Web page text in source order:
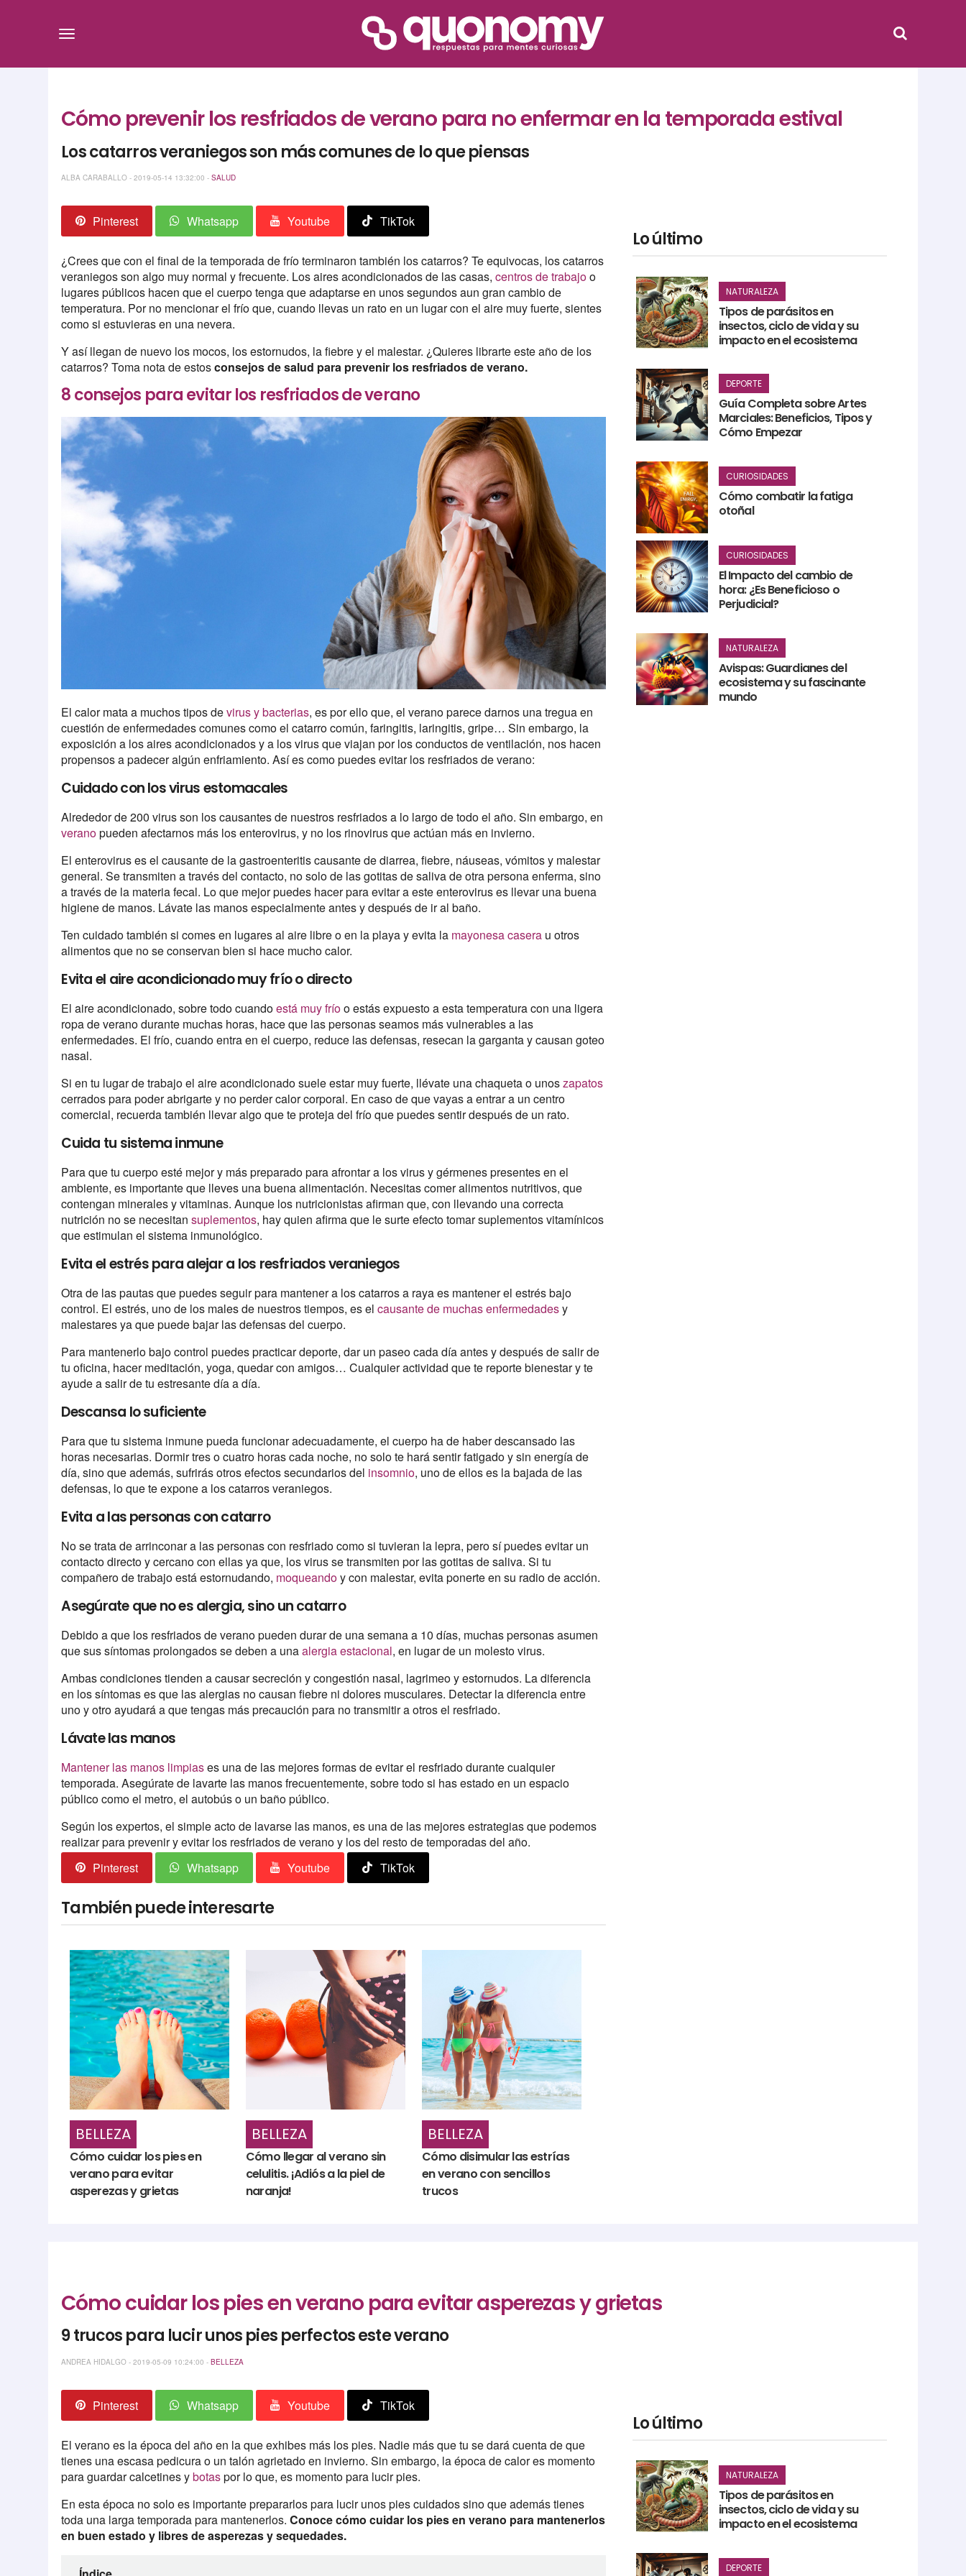
Cómo prevenir los resfriados de verano para no enfermar en la temporada estival
Los catarros veraniegos son más comunes de lo que piensas
ALBA CARABALLO - 2019-05-14 13:32:00 -SALUD
Pinterest Whatsapp Youtube TikTok
¿Crees que con el final de la temporada de frío terminaron también los catarros? Te equivocas, los catarros
veraniegos son algo muy normal y frecuente. Los aires acondicionados de las casas,centros de trabajoo
lugares públicos hacen que el cuerpo tenga que adaptarse en unos segundos aun gran cambio de
temperatura. Por no mencionar el frío que, cuando llevas un rato en un lugar con el aire muy fuerte, sientes
como si estuvieras en una nevera.
Y así llegan de nuevo los mocos, los estornudos, la fiebre y el malestar. ¿Quieres librarte este año de los
catarros? Toma nota de estosconsejos de salud para prevenir los resfriados de verano.
8 consejos para evitar los resfriados de verano
El calor mata a muchos tipos devirus y bacterias, es por ello que, el verano parece darnos una tregua en
cuestión de enfermedades comunes como el catarro común, faringitis, laringitis, gripe… Sin embargo, la
exposición a los aires acondicionados y a los virus que viajan por los conductos de ventilación, nos hacen
propensos a padecer algún enfriamiento. Así es como puedes evitar los resfriados de verano:
Cuidado con los virus estomacales
Alrededor de 200 virus son los causantes de nuestros resfriados a lo largo de todo el año. Sin embargo, en
veranopueden afectarnos más los enterovirus, y no los rinovirus que actúan más en invierno.
El enterovirus es el causante de la gastroenteritis causante de diarrea, fiebre, náuseas, vómitos y malestar
general. Se transmiten a través del contacto, no solo de las gotitas de saliva de otra persona enferma, sino
a través de la materia fecal. Lo que mejor puedes hacer para evitar a este enterovirus es llevar una buena
higiene de manos. Lávate las manos especialmente antes y después de ir al baño.
Ten cuidado también si comes en lugares al aire libre o en la playa y evita la mayonesa casera u otros
alimentos que no se conservan bien si hace mucho calor.
Evita el aire acondicionado muy frío o directo
El aire acondicionado, sobre todo cuandoestá muy fríoo estás expuesto a esta temperatura con una ligera
ropa de verano durante muchas horas, hace que las personas seamos más vulnerables a las
enfermedades. El frío, cuando entra en el cuerpo, reduce las defensas, resecan la garganta y causan goteo
nasal.
Si en tu lugar de trabajo el aire acondicionado suele estar muy fuerte, llévate una chaqueta o unoszapatos
cerrados para poder abrigarte y no perder calor corporal. En caso de que vayas a entrar a un centro
comercial, recuerda también llevar algo que te proteja del frío que puedes sentir después de un rato.
Cuida tu sistema inmune
Para que tu cuerpo esté mejor y más preparado para afrontar a los virus y gérmenes presentes en el
ambiente, es importante que lleves una buena alimentación. Necesitas comer alimentos nutritivos, que
contengan minerales y vitaminas. Aunque los nutricionistas afirman que, con llevando una correcta
nutrición no se necesitansuplementos, hay quien afirma que le surte efecto tomar suplementos vitamínicos
que estimulan el sistema inmunológico.
Evita el estrés para alejar a los resfriados veraniegos
Otra de las pautas que puedes seguir para mantener a los catarros a raya es mantener el estrés bajo
control. El estrés, uno de los males de nuestros tiempos, es elcausante de muchas enfermedadesy
malestares ya que puede bajar las defensas del cuerpo.
Para mantenerlo bajo control puedes practicar deporte, dar un paseo cada día antes y después de salir de
tu oficina, hacer meditación, yoga, quedar con amigos… Cualquier actividad que te reporte bienestar y te
ayude a salir de tu estresante día a día.
Descansa lo suficiente
Para que tu sistema inmune pueda funcionar adecuadamente, el cuerpo ha de haber descansado las
horas necesarias. Dormir tres o cuatro horas cada noche, no solo te hará sentir fatigado y sin energía de
día, sino que además, sufrirás otros efectos secundarios del insomnio, uno de ellos es la bajada de las
defensas, lo que te expone a los catarros veraniegos.
Evita a las personas con catarro
No se trata de arrinconar a las personas con resfriado como si tuvieran la lepra, pero sí puedes evitar un
contacto directo y cercano con ellas ya que, los virus se transmiten por las gotitas de saliva. Si tu
compañero de trabajo está estornudando, moqueandoy con malestar, evita ponerte en su radio de acción.
Asegúrate que no es alergia, sino un catarro
Debido a que los resfriados de verano pueden durar de una semana a 10 días, muchas personas asumen
que sus síntomas prolongados se deben a unaalergia estacional, en lugar de un molesto virus.
Ambas condiciones tienden a causar secreción y congestión nasal, lagrimeo y estornudos. La diferencia
en los síntomas es que las alergias no causan fiebre ni dolores musculares. Detectar la diferencia entre
uno y otro ayudará a que tengas más precaución para no transmitir a otros el resfriado.
Lávate las manos
Mantener las manos limpiases una de las mejores formas de evitar el resfriado durante cualquier
temporada. Asegúrate de lavarte las manos frecuentemente, sobre todo si has estado en un espacio
público como el metro, el autobús o un baño público.
Según los expertos, el simple acto de lavarse las manos, es una de las mejores estrategias que podemos
realizar para prevenir y evitar los resfriados de verano y los del resto de temporadas del año.
Pinterest
Whatsapp Youtube TikTok
También puede interesarte
BELLEZA
Cómo cuidar los pies en
verano para evitar
asperezas y grietas
BELLEZA
Cómo llegar al verano sin
celulitis. ¡Adiós a la piel de
naranja!
BELLEZA
Cómo disimular las estrías
en verano con sencillos
trucos
Lo último
NATURALEZA
Tipos de parásitos en
insectos, ciclo de vida y su
impacto en el ecosistema
DEPORTE
Guía Completa sobre Artes
Marciales: Beneficios, Tipos y
Cómo Empezar
CURIOSIDADES
Cómo combatir la fatiga
otoñal
CURIOSIDADES
El Impacto del cambio de
hora: ¿Es Beneficioso o
Perjudicial?
NATURALEZA
Avispas: Guardianes del
ecosistema y su fascinante
mundo
Cómo cuidar los pies en verano para evitar asperezas y grietas
9 trucos para lucir unos pies perfectos este verano
ANDREA HIDALGO - 2019-05-09 10:24:00 -BELLEZA
Pinterest Whatsapp Youtube TikTok
El verano es la época del año en la que exhibes más los pies. Nadie más que tu se dará cuenta de que
tienes una escasa pedicura o un talón agrietado en invierno. Sin embargo, la época de calor es momento
para guardar calcetines ybotaspor lo que, es momento para lucir pies.
En esta época no solo es importante prepararlos para lucir unos pies cuidados sino que además tienes
toda una larga temporada para mantenerlos.Conoce cómo cuidar los pies en verano para mantenerlos
en buen estado y libres de asperezas y sequedades.
Lo último
NATURALEZA
Tipos de parásitos en
insectos, ciclo de vida y su
impacto en el ecosistema
DEPORTE